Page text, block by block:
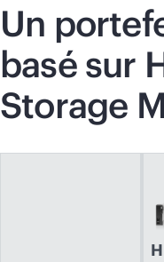
Un
basé sur
Storage